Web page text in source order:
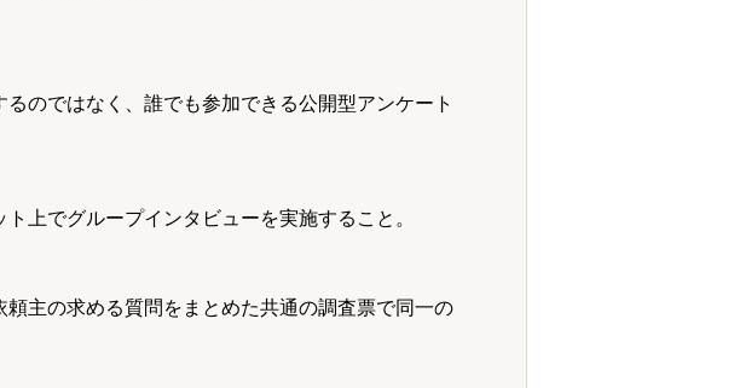
のではなく、誰でも参加できる公開型アンケート
上でグループインタビューを実施すること。
主の求める質問をまとめた共通の調査票で同一の